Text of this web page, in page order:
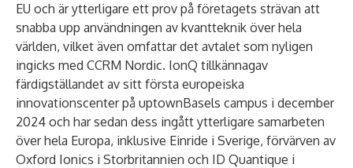
EU och är ytterligare ett prov på företagets strävan att
snabba upp användningen av kvantteknik över hela
världen, vilket även omfattar det avtalet som nyligen
ingicks med CCRM Nordic. IonQ tillkännagav
färdigställandet av sitt första europeiska
innovationscenter på uptownBasels campus i december
2024 och har sedan dess ingått ytterligare samarbeten
över hela Europa, inklusive Einride i Sverige, förvärven av
Oxford Ionics i Storbritannien och ID Quantique i